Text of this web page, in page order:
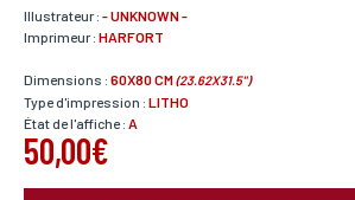
Illustrateur : - UNKNOWN -
Imprimeur : HARFORT
Dimensions : 60X80 CM(23.62X31.5")
Type d'impression : LITHO
État de l'affiche : A
50,00€